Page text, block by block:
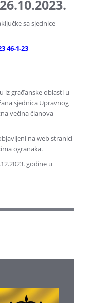
sa sjednice
46-1-23
iz građanske oblasti u
sjednica Upravnog
većina članova
na web stranici
ogranaka.
godine u